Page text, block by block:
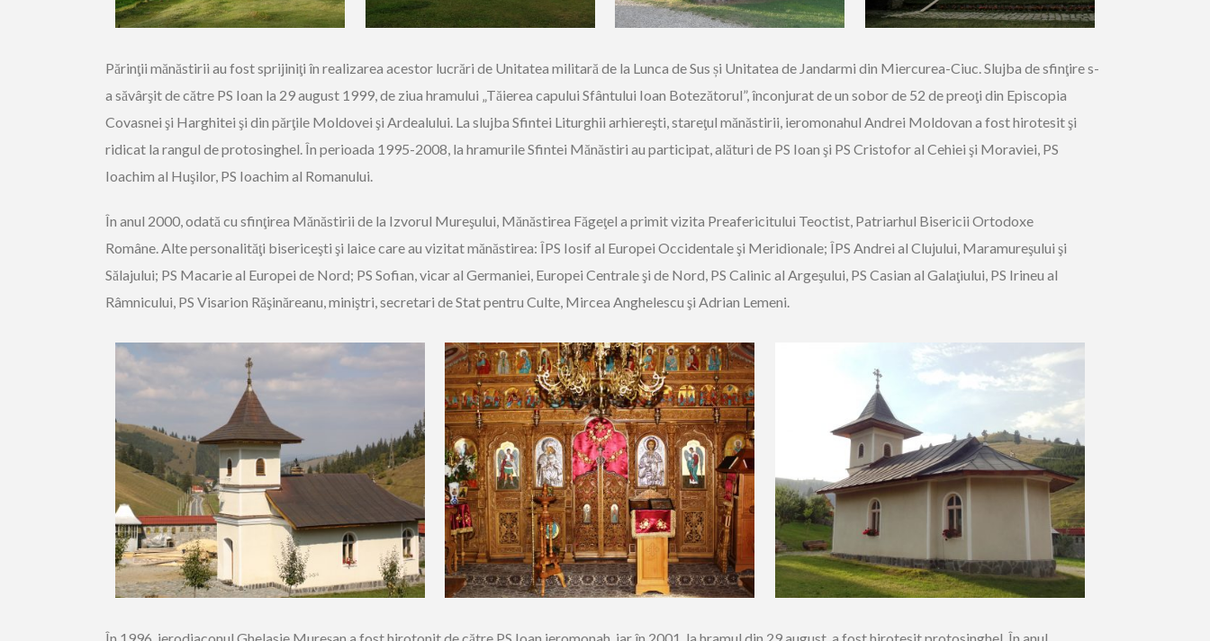
Părinţii mănăstirii au fost sprijiniţi în realizarea acestor lucrări de Unitatea militară de la Lunca de Sus și Unitatea de Jandarmi din Miercurea-Ciuc. Slujba de sfinţire s-
a săvârşit de către PS Ioan la 29 august 1999, de ziua hramului „Tăierea capului Sfântului Ioan Botezătorul”, înconjurat de un sobor de 52 de preoţi din Episcopia
Covasnei şi Harghitei şi din părţile Moldovei şi Ardealului. La slujba Sfintei Liturghii arhiereşti, stareţul mănăstirii, ieromonahul Andrei Moldovan a fost hirotesit şi
ridicat la rangul de protosinghel. În perioada 1995-2008, la hramurile Sfintei Mănăstiri au participat, alături de PS Ioan şi PS Cristofor al Cehiei şi Moraviei, PS
Ioachim al Huşilor, PS Ioachim al Romanului.
În anul 2000, odată cu sfinţirea Mănăstirii de la Izvorul Mureşului, Mănăstirea Făgeţel a primit vizita Preafericitului Teoctist, Patriarhul Bisericii Ortodoxe
Române. Alte personalităţi bisericeşti şi laice care au vizitat mănăstirea: ÎPS Iosif al Europei Occidentale şi Meridionale; ÎPS Andrei al Clujului, Maramureşului şi
Sălajului; PS Macarie al Europei de Nord; PS Sofian, vicar al Germaniei, Europei Centrale şi de Nord, PS Calinic al Argeşului, PS Casian al Galaţiului, PS Irineu al
Râmnicului, PS Visarion Răşinăreanu, miniştri, secretari de Stat pentru Culte, Mircea Anghelescu şi Adrian Lemeni.